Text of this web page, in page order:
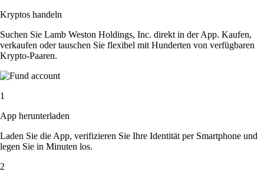
Kryptos handeln
Suchen Sie Lamb Weston Holdings, Inc. direkt in der App. Kaufen,
verkaufen oder tauschen Sie flexibel mit Hunderten von verfügbaren
Krypto-Paaren.
1
App herunterladen
Laden Sie die App, verifizieren Sie Ihre Identität per Smartphone und
legen Sie in Minuten los.
2